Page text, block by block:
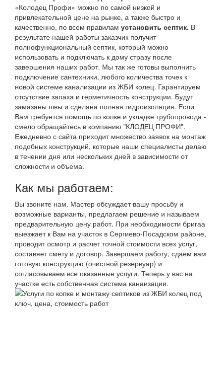
«Колодец Профи» можно по самой низкой и
привлекательной цене на рынке, а также быстро и
качественно, по всем правилам установить септик. В
результате нашей работы заказчик получит
полнофункциональный септик, который можно
использовать и подключать к дому стразу после
завершения наших работ. Мы так же готовы выполнить
подключение сантехники, любого количества точек к
новой системе канализации из ЖБИ колец. Гарантируем
отсутствие запаха и герметичность конструкции. Будут
замазаны швы и сделана полная гидроизоляция. Если
Вам требуется помощь по копке и укладке трубопровода -
смело обращайтесь в компанию "КЛОДЕЦ ПРОФИ".
Ежедневно с сайта приходит множество заявок на монтаж
подобных конструкций, которые наши специалисты делаю
в течении дня или нескольких дней в зависимости от
сложности и объема.
Как мы работаем:
Вы звоните нам. Мастер обсуждает вашу просьбу и
возможные варианты, предлагаем решение и называем
предварительную цену работ. При необходимости бригаа
выезжает к Вам на участок в Сергиево-Посадском районе,
проводит осмотр и расчет точной стоимости всех услуг,
составяет смету и договор. Завершаем работу, сдаем вам
готовую конструкцию (очистной резервуар) и
согласовываем все оказанные услуги. Теперь у вас на
участке есть собственная система канаизации.